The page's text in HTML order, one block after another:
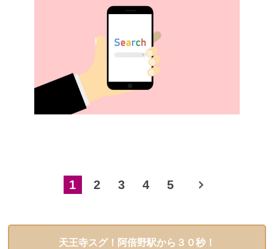
1 2 3 4 5
天王寺スグ！阿倍野駅から３０秒！